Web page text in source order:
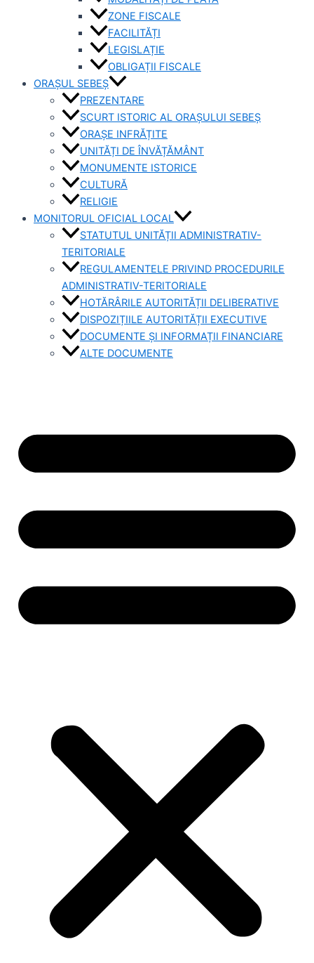
ZONE FISCALE
FACILITĂȚI
LEGISLAȚIE
OBLIGAȚII FISCALE
ORAȘUL SEBEȘ
PREZENTARE
SCURT ISTORIC AL ORAȘULUI SEBEȘ
ORAȘE INFRĂȚITE
UNITĂȚI DE ÎNVĂȚĂMÂNT
MONUMENTE ISTORICE
CULTURĂ
RELIGIE
MONITORUL OFICIAL LOCAL
STATUTUL UNITĂȚII ADMINISTRATIV-
TERITORIALE
REGULAMENTELE PRIVIND PROCEDURILE
ADMINISTRATIV-TERITORIALE
HOTĂRÂRILE AUTORITĂȚII DELIBERATIVE
DISPOZIȚIILE AUTORITĂȚII EXECUTIVE
DOCUMENTE ȘI INFORMAȚII FINANCIARE
ALTE DOCUMENTE